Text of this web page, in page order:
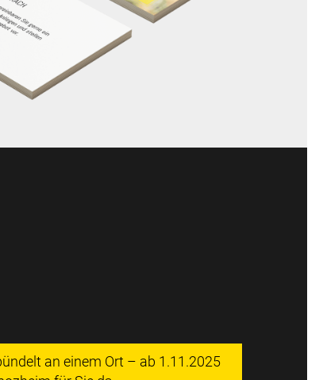
an einem Ort – ab 1.11.2025